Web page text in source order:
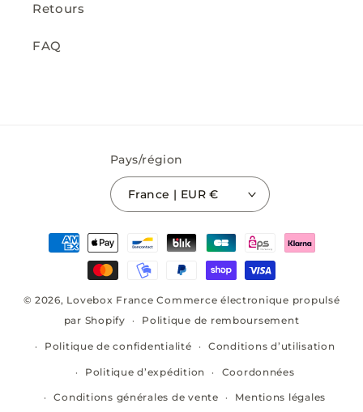
Retours
FAQ
Pays/région
France | EUR €
Moyens
paiement
© 2026, Lovebox France Commerce électronique propulsé
par Shopify
Politique de remboursement
Politique de confidentialité Conditions d’utilisation
Politique d’expédition Coordonnées
Conditions générales de vente Mentions légales